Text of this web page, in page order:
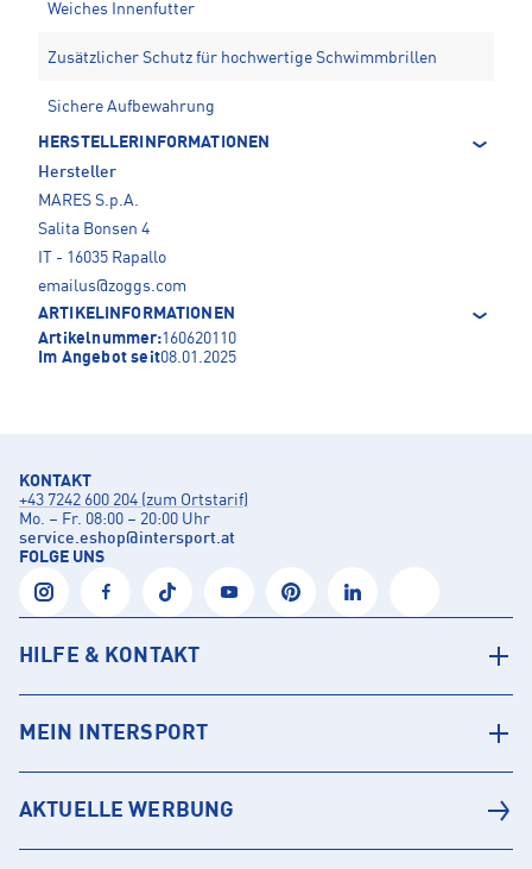
Weiches Innenfutter
Zusätzlicher Schutz für hochwertige Schwimmbrillen
Sichere Aufbewahrung
HERSTELLERINFORMATIONEN
Hersteller
MARES S.p.A.
Salita Bonsen 4
IT - 16035 Rapallo
emailus@zoggs.com
ARTIKELINFORMATIONEN
Artikelnummer:160620110
Im Angebot seit08.01.2025
KONTAKT
+43 7242 600 204 (zum Ortstarif)
Mo. – Fr. 08:00 – 20:00 Uhr
service.eshop@intersport.at
FOLGE UNS
HILFE & KONTAKT
MEIN INTERSPORT
AKTUELLE WERBUNG